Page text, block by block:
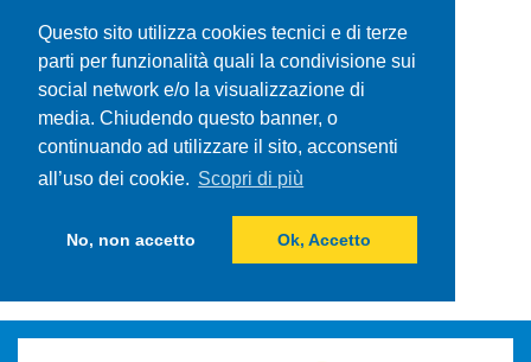
Questo sito utilizza cookies tecnici e di terze
parti per funzionalità quali la condivisione sui
social network e/o la visualizzazione di
media. Chiudendo questo banner, o
continuando ad utilizzare il sito, acconsenti
all’uso dei cookie. Scopri di più
No, non accetto Ok, Accetto